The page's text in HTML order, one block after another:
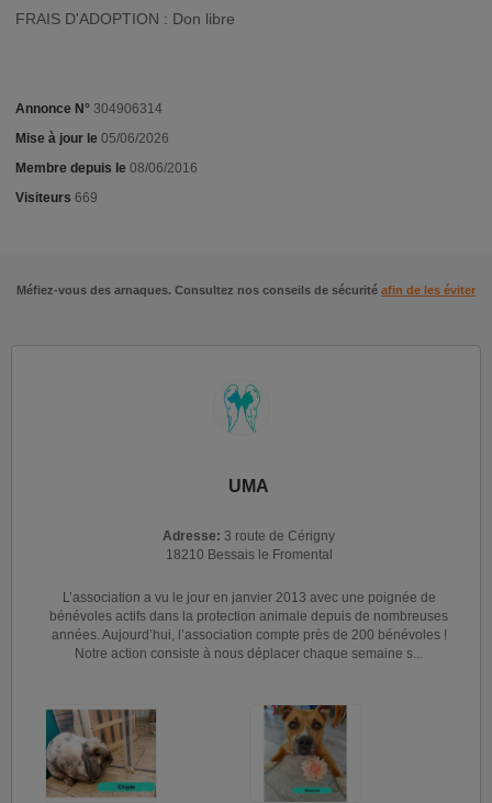
FRAIS D'ADOPTION : Don libre
Annonce N° 304906314
Mise à jour le 05/06/2026
Membre depuis le 08/06/2016
Visiteurs 669
Méfiez-vous des arnaques. Consultez nos conseils de sécurité afin de les éviter
UMA
Adresse: 3 route de Cérigny
18210 Bessais le Fromental
L’association a vu le jour en janvier 2013 avec une poignée de
bénévoles actifs dans la protection animale depuis de nombreuses
années. Aujourd’hui, l’association compte près de 200 bénévoles !
Notre action consiste à nous déplacer chaque semaine s...